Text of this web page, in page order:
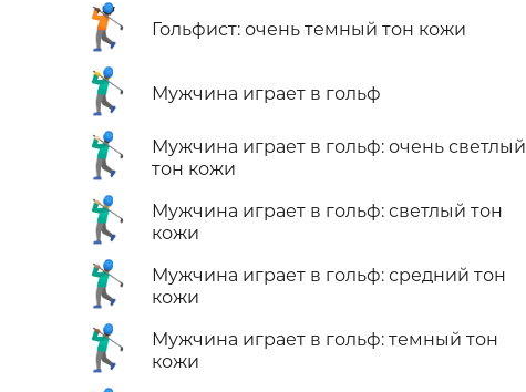
🏌🏿 Гольфист: очень темный тон кожи
🏌️‍♂️ Мужчина играет в гольф
🏌🏻‍♂️
Мужчина играет в гольф: очень светлый
тон кожи
🏌🏼‍♂️
Мужчина играет в гольф: светлый тон
кожи
🏌🏽‍♂️
Мужчина играет в гольф: средний тон
кожи
🏌🏾‍♂️
Мужчина играет в гольф: темный тон
кожи